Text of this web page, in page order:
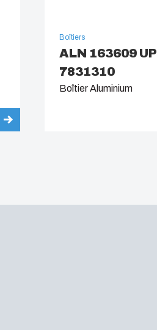
Boîtiers
ALN 163609 UP
7831310
Boîtier Aluminium